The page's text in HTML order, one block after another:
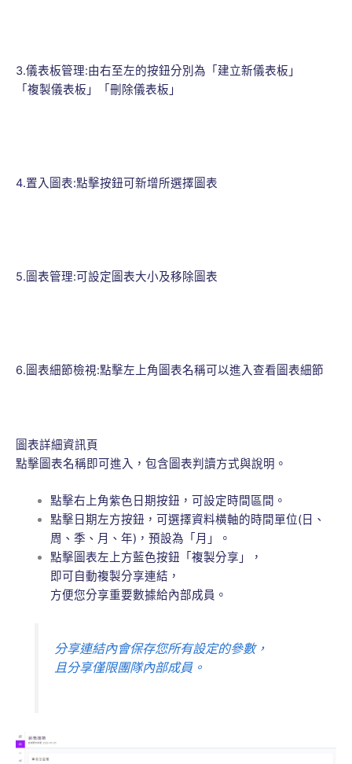
3.儀表板管理:由右至左的按鈕分別為「建立新儀表板」
「複製儀表板」「刪除儀表板」
4.置入圖表:點擊按鈕可新增所選擇圖表
5.圖表管理:可設定圖表大小及移除圖表
6.圖表細節檢視:點擊左上角圖表名稱可以進入查看圖表細節
圖表詳細資訊頁
點擊圖表名稱即可進入，包含圖表判讀方式與說明。
點擊右上角紫色日期按鈕，可設定時間區間。
點擊日期左方按鈕，可選擇資料橫軸的時間單位(日、
周、季、月、年)，預設為「月」。
點擊圖表左上方藍色按鈕「複製分享」，
即可自動複製分享連結，
方便您分享重要數據給內部成員。
分享連結內會保存您所有設定的參數，
且分享僅限團隊內部成員。